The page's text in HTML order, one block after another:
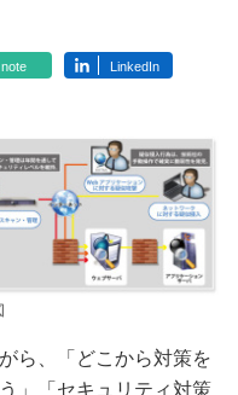
note LinkedIn
ら、「どこから対策を
」「セキュリティ対策